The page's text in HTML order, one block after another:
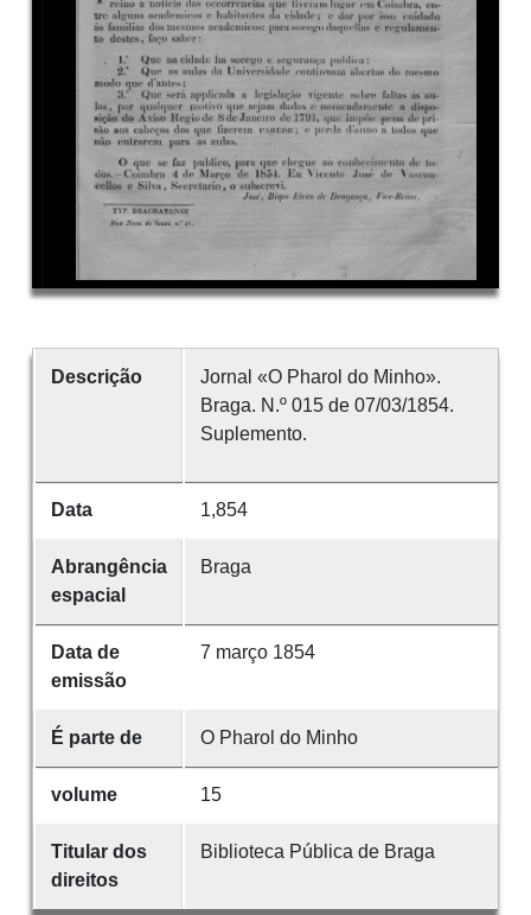
Descrição
Jornal «O Pharol do Minho».
Braga. N.º 015 de 07/03/1854.
Suplemento.
Data 1,854
Abrangência
espacial
Braga
Data de
emissão
7 março 1854
É parte de O Pharol do Minho
volume 15
Titular dos
direitos
Biblioteca Pública de Braga